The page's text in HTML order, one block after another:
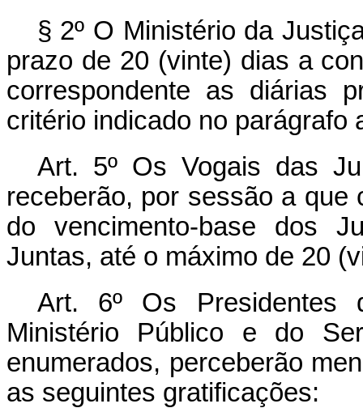
§ 2º O Ministério da
prazo de 20 (vinte) dias a
correspondente as diárias
critério indicado no parágrafo
Art. 5º Os Vogais das
receberão, por sessão a que
do vencimento-base dos
Juntas, até o máximo de 20
Art. 6º Os Presidentes
Ministério Público e do
enumerados, perceberão
as seguintes gratificações: